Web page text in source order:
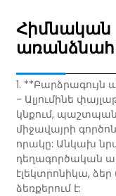
Հիմնական
1. **Բարձրագույն
- Ալյումինե
կնքում,
միջավայրի
որակը: Անկախ
դեղագործական
էլեկտրոնիկա,
ձեռքերում է: